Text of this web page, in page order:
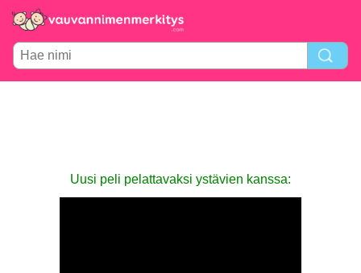
Uusi peli pelattavaksi ystävien kanssa: